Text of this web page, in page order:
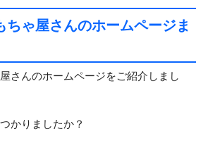
ちゃ屋さんのホームページま
さんのホームページをご紹介しまし
かりましたか？